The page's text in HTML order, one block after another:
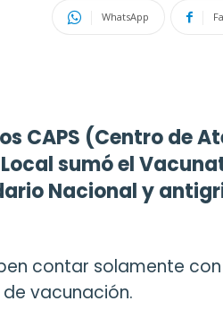
WhatsApp
CAPS (Centro de
sumó el
Nacional y
contar solamente
vacunación.